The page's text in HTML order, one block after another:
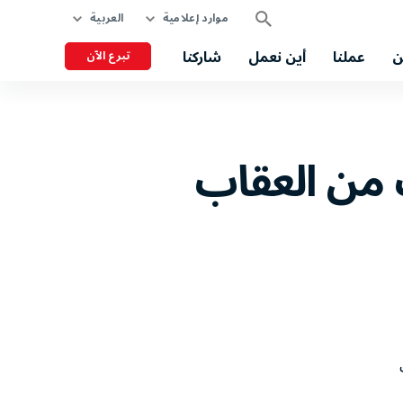
موارد إعلامية العربية
عملنا أين نعمل شاركنا تبرع الآن
من العقاب